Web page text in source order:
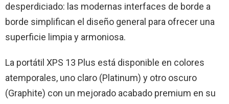
desperdiciado: las modernas interfaces de borde a
borde simplifican el diseño general para ofrecer una
superficie limpia y armoniosa.
La portátil XPS 13 Plus está disponible en colores
atemporales, uno claro (Platinum) y otro oscuro
(Graphite) con un mejorado acabado premium en su